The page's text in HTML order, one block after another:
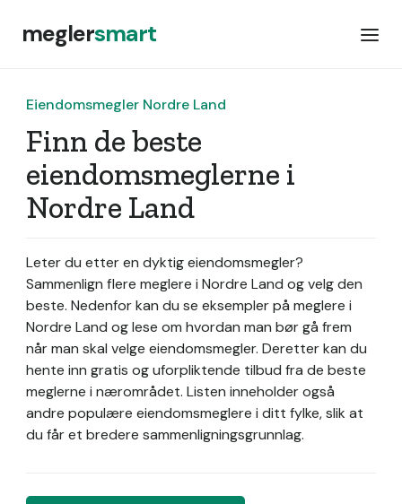
meglersmart
Eiendomsmegler Nordre Land
Finn de beste
eiendomsmeglerne i
Nordre Land
Leter du etter en dyktig eiendomsmegler?
Sammenlign flere meglere i Nordre Land og velg den
beste. Nedenfor kan du se eksempler på meglere i
Nordre Land og lese om hvordan man bør gå frem
når man skal velge eiendomsmegler. Deretter kan du
hente inn gratis og uforpliktende tilbud fra de beste
meglerne i nærområdet. Listen inneholder også
andre populære eiendomsmeglere i ditt fylke, slik at
du får et bredere sammenligningsgrunnlag.